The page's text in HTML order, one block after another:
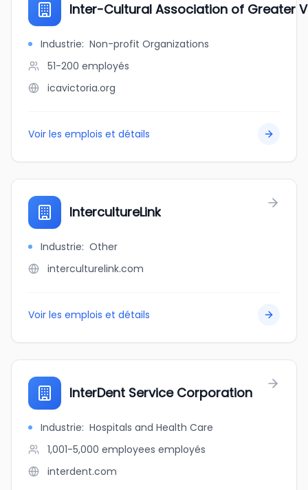
Inter-Cultural Association of Greater
Industrie: Non-profit Organizations
51-200 employés
icavictoria.org
Voir les emplois et détails
IntercultureLink
Industrie: Other
interculturelink.com
Voir les emplois et détails
InterDent Service Corporation
Industrie: Hospitals and Health Care
1,001-5,000 employees employés
interdent.com